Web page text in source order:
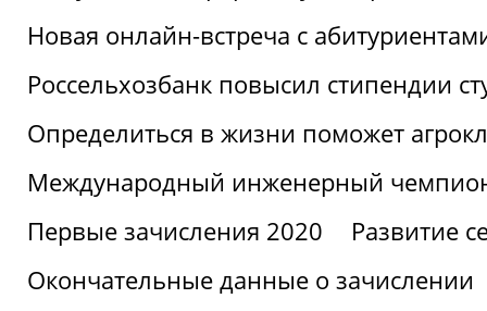
Новая онлайн-встреча с
Россельхозбанк повысил стипендии
Определиться в жизни поможет
Международный инженерный
Первые зачисления 2020
Развитие
Окончательные данные о зачислении